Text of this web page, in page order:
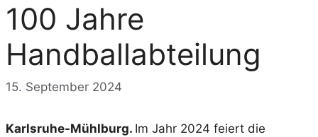
100 Jahre
Handballabteilung
15. September 2024
Karlsruhe-Mühlburg. Im Jahr 2024 feiert die